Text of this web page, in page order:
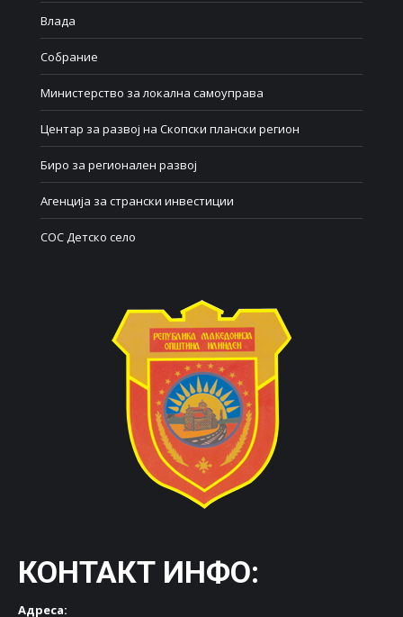
Влада
Собрание
Министерство за локална самоуправа
Центар за развој на Скопски плански регион
Биро за регионален развој
Агенција за странски инвестиции
СОС Детско село
КОНТАКТ ИНФО:
Адреса: